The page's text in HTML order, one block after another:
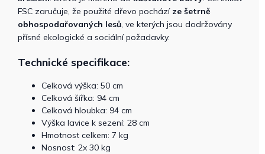
FSC zaručuje, že použité dřevo pochází ze šetrně
obhospodařovaných lesů, ve kterých jsou dodržovány
přísné ekologické a sociální požadavky.
Technické specifikace:
Celková výška: 50 cm
Celková šířka: 94 cm
Celková hloubka: 94 cm
Výška lavice k sezení: 28 cm
Hmotnost celkem: 7 kg
Nosnost: 2x 30 kg